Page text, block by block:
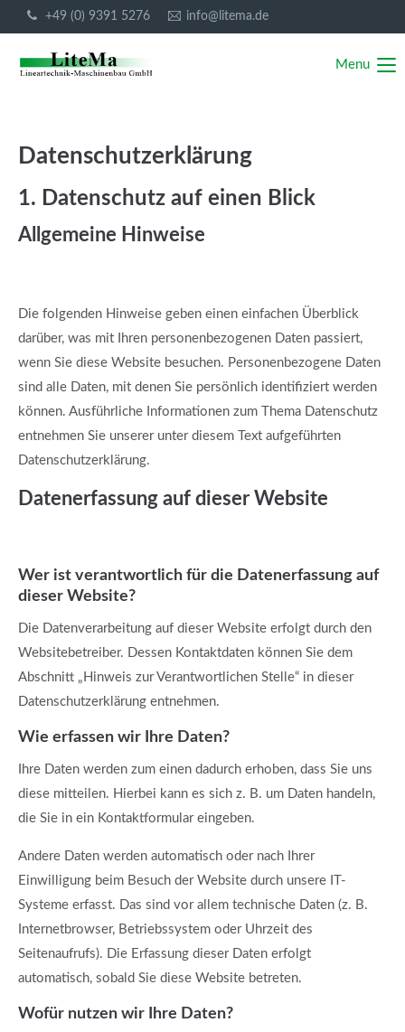
+49 (0) 9391 5276 info@litema.de
Menu
Datenschutz­erklärung
1. Datenschutz auf einen Blick
Allgemeine Hinweise
Die folgenden Hinweise geben einen einfachen Überblick
darüber, was mit Ihren personenbezogenen Daten passiert,
wenn Sie diese Website besuchen. Personenbezogene Daten
sind alle Daten, mit denen Sie persönlich identifiziert werden
können. Ausführliche Informationen zum Thema Datenschutz
entnehmen Sie unserer unter diesem Text aufgeführten
Datenschutzerklärung.
Datenerfassung auf dieser Website
Wer ist verantwortlich für die Datenerfassung auf
dieser Website?
Die Datenverarbeitung auf dieser Website erfolgt durch den
Websitebetreiber. Dessen Kontaktdaten können Sie dem
Abschnitt „Hinweis zur Verantwortlichen Stelle“ in dieser
Datenschutzerklärung entnehmen.
Wie erfassen wir Ihre Daten?
Ihre Daten werden zum einen dadurch erhoben, dass Sie uns
diese mitteilen. Hierbei kann es sich z. B. um Daten handeln,
die Sie in ein Kontaktformular eingeben.
Andere Daten werden automatisch oder nach Ihrer
Einwilligung beim Besuch der Website durch unsere IT-
Systeme erfasst. Das sind vor allem technische Daten (z. B.
Internetbrowser, Betriebssystem oder Uhrzeit des
Seitenaufrufs). Die Erfassung dieser Daten erfolgt
automatisch, sobald Sie diese Website betreten.
Wofür nutzen wir Ihre Daten?